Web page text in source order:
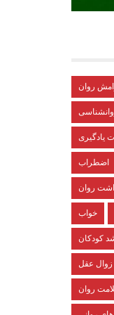
روان
یادگیری
اضطراب
روان
خواب
کودکان
زوال عقل
روان